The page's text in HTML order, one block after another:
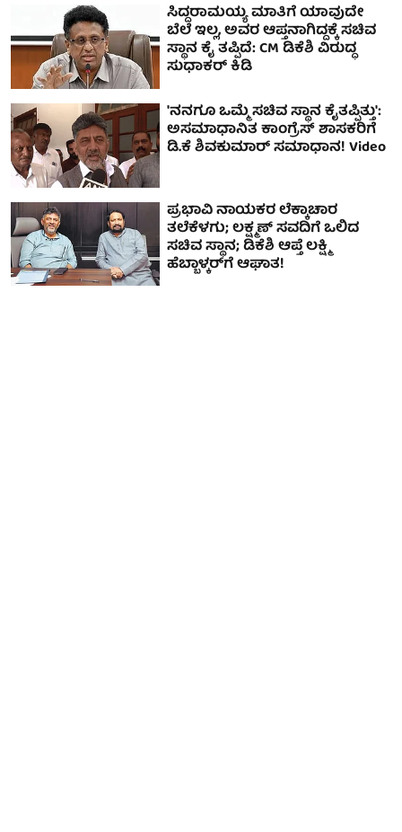
ಸಿದ್ದರಾಮಯ್ಯ ಮಾತಿಗೆ ಯಾವುದೇ
ಬೆಲೆ ಇಲ್ಲ, ಅವರ ಆಪ್ತನಾಗಿದ್ದಕ್ಕೆ ಸಚಿವ
ಸ್ಥಾನ ಕೈ ತಪ್ಪಿದೆ: CM ಡಿಕೆಶಿ ವಿರುದ್ಧ
ಸುಧಾಕರ್ ಕಿಡಿ
'ನನಗೂ ಒಮ್ಮೆ ಸಚಿವ ಸ್ಥಾನ ಕೈತಪ್ಪಿತ್ತು':
ಅಸಮಾಧಾನಿತ ಕಾಂಗ್ರೆಸ್ ಶಾಸಕರಿಗೆ
ಡಿ.ಕೆ ಶಿವಕುಮಾರ್ ಸಮಾಧಾನ! Video
ಪ್ರಭಾವಿ ನಾಯಕರ ಲೆಕ್ಕಾಚಾರ
ತಲೆಕೆಳಗು; ಲಕ್ಷ್ಮಣ್ ಸವದಿಗೆ ಒಲಿದ
ಸಚಿವ ಸ್ಥಾನ; ಡಿಕೆಶಿ ಆಪ್ತೆ ಲಕ್ಷ್ಮಿ
ಹೆಬ್ಬಾಳ್ಕರ್‌ಗೆ ಆಘಾತ!